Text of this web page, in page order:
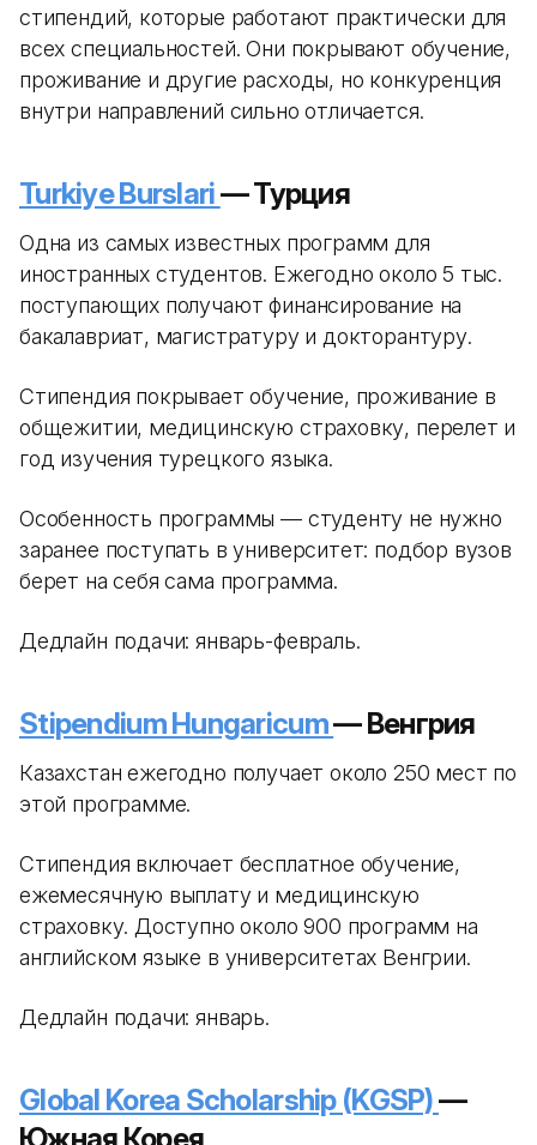
стипендий, которые работают практически для
всех специальностей. Они покрывают обучение,
проживание и другие расходы, но конкуренция
внутри направлений сильно отличается.
Turkiye Burslari— Турция
Одна из самых известных программ для
иностранных студентов. Ежегодно около 5 тыс.
поступающих получают финансирование на
бакалавриат, магистратуру и докторантуру.
Стипендия покрывает обучение, проживание в
общежитии, медицинскую страховку, перелет и
год изучения турецкого языка.
Особенность программы — студенту не нужно
заранее поступать в университет: подбор вузов
берет на себя сама программа.
Дедлайн подачи: январь-февраль.
Stipendium Hungaricum— Венгрия
Казахстан ежегодно получает около 250 мест по
этой программе.
Стипендия включает бесплатное обучение,
ежемесячную выплату и медицинскую
страховку. Доступно около 900 программ на
английском языке в университетах Венгрии.
Дедлайн подачи: январь.
Global Korea Scholarship (KGSP)—